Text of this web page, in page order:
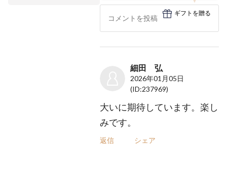
ギフトを贈る
細田 弘
2026年01月05日
(ID:237969)
大いに期待しています。楽し
みです。
返信 シェア